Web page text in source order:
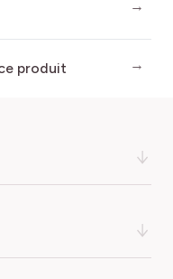
produit
, aussi appelé magnolia